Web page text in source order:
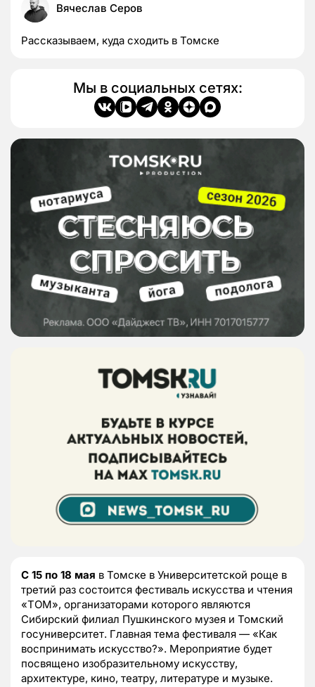
Вячеслав Серов
Рассказываем, куда сходить в Томске
Мы в социальных сетях:
С 15 по 18 мая в Томске в Университетской роще в
третий раз состоится фестиваль искусства и чтения
«ТОМ», организаторами которого являются
Сибирский филиал Пушкинского музея и Томский
госуниверситет. Главная тема фестиваля — «Как
воспринимать искусство?». Мероприятие будет
посвящено изобразительному искусству,
архитектуре, кино, театру, литературе и музыке.